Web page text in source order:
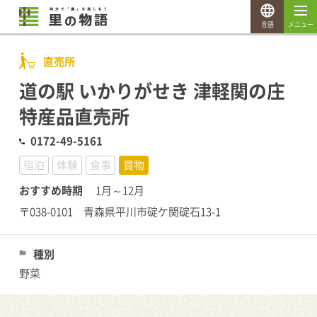
直売所
道の駅 いかりがせき 津軽関の庄
特産品直売所
0172-49-5161
宿泊
体験 食事
買物
おすすめ時期
1月～12月
〒038-0101 青森県平川市碇ケ関碇石13-1
種別
野菜
メニュー
言語